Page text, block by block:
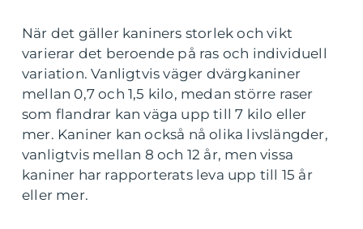
När det gäller kaniners storlek och vikt
varierar det beroende på ras och individuell
variation. Vanligtvis väger dvärgkaniner
mellan 0,7 och 1,5 kilo, medan större raser
som flandrar kan väga upp till 7 kilo eller
mer. Kaniner kan också nå olika livslängder,
vanligtvis mellan 8 och 12 år, men vissa
kaniner har rapporterats leva upp till 15 år
eller mer.